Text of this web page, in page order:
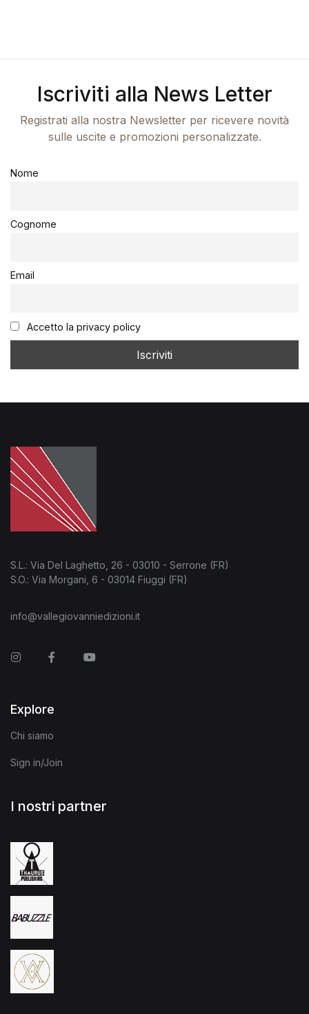
Iscriviti alla News Letter
Registrati alla nostra Newsletter per ricevere novità
sulle uscite e promozioni personalizzate.
Nome
Cognome
Email
Accetto la privacy policy
S.L.: Via Del Laghetto, 26 - 03010 - Serrone (FR)
S.O.: Via Morgani, 6 - 03014 Fiuggi (FR)
info@vallegiovanniedizioni.it
InstagramFacebookYou Tube
Explore
Chi siamo
Sign in/Join
I nostri partner